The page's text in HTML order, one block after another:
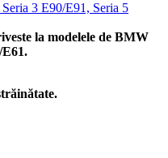
3 E90/E91, Seria 5
la modelele de BMW